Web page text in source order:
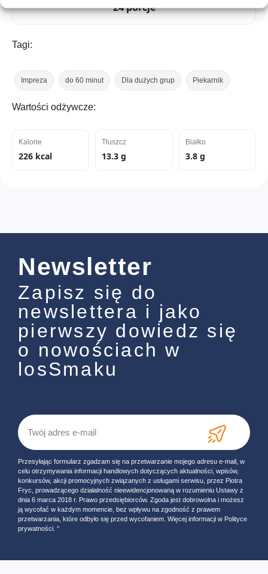
24 porcje
Tagi:
Impreza do 60 minut Dla dużych grup Piekarnik
Wartości odżywcze:
Kalorie
226 kcal
Tłuszcz
13.3 g
Białko
3.8 g
Newsletter
Zapisz się do
newslettera i jako
pierwszy dowiedz się
o nowościach w
losSmaku
Przesyłając formularz zgadzam się na przetwarzanie mojego adresu e-mail, w
celu otrzymywania informacji handlowych dotyczących aktualności, wpisów,
konkursów, akcji promocyjnych związanych z usługami serwisu, przez Piotra
Fryc, prowadzącego działalność nieewidencjonowaną w rozumieniu Ustawy z
dnia 6 marca 2018 r. Prawo przedsiębiorców. Zgoda jest dobrowolna i możesz
ją wycofać w każdym momencie, bez wpływu na zgodność z prawem
przetwarzania, które odbyło się przed wycofaniem. Więcej informacji w Polityce
prywatności. ‘’